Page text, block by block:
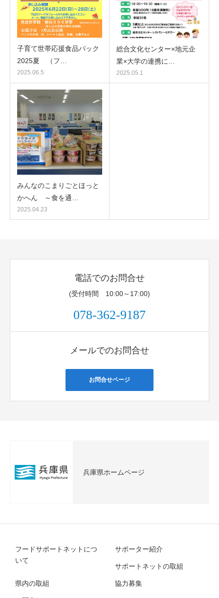
子育て世帯応援食品パック
2025夏 （フ…
2025.06.5
総合文化センター×地元企
業×大学の連携に…
2025.05.1
みんなのこまりごとほっと
かへん ～食を通…
2025.04.23
電話でのお問合せ
(受付時間 10:00～17:00)
078-362-9187
メールでのお問合せ
お問合せページ
兵庫県ホームページ
フードサポートネットにつ
いて
サポーター紹介
サポートネットの取組
県内の取組 協力募集